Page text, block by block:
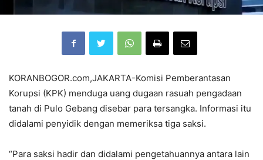
KORANBOGOR.com,JAKARTA-Komisi Pemberantasan
Korupsi (KPK) menduga uang dugaan rasuah pengadaan
tanah di Pulo Gebang disebar para tersangka. Informasi itu
didalami penyidik dengan memeriksa tiga saksi.
“Para saksi hadir dan didalami pengetahuannya antara lain